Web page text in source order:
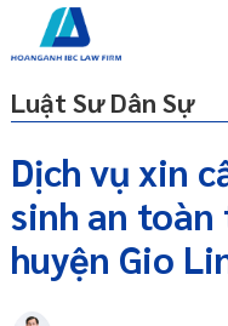
Luật Sư Dân Sự
Dịch vụ xin
sinh an
huyện Gio
LÀ GÌ
phí qua zalo
sư trực tuyến online
ty/doanh nghiệp
gói